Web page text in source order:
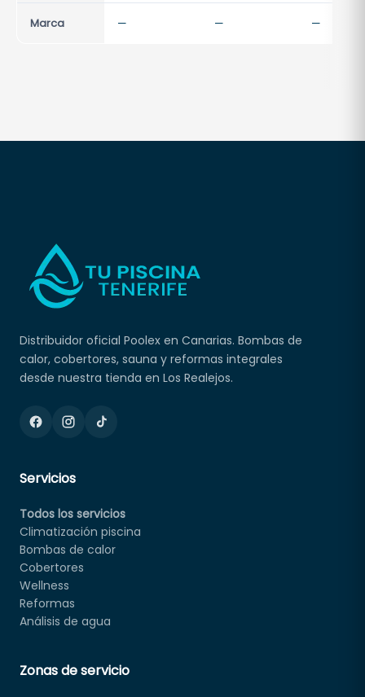
Marca — — —
Distribuidor oficial Poolex en Canarias. Bombas de
calor, cobertores, sauna y reformas integrales
desde nuestra tienda en Los Realejos.
Servicios
Todos los servicios
Climatización piscina
Bombas de calor
Cobertores
Wellness
Reformas
Análisis de agua
Zonas de servicio